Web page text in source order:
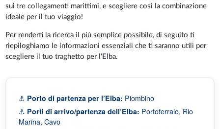
sui tre collegamenti marittimi, e scegliere così la combinazione
ideale per il tuo viaggio!
Per renderti la ricerca il più semplice possibile, di seguito ti
riepiloghiamo le informazioni essenziali che ti saranno utili per
scegliere il tuo traghetto per l'Elba.
⚓ Porto di partenza per l’Elba: Piombino
⚓ Porti di arrivo/partenza dell’Elba: Portoferraio, Rio
Marina, Cavo